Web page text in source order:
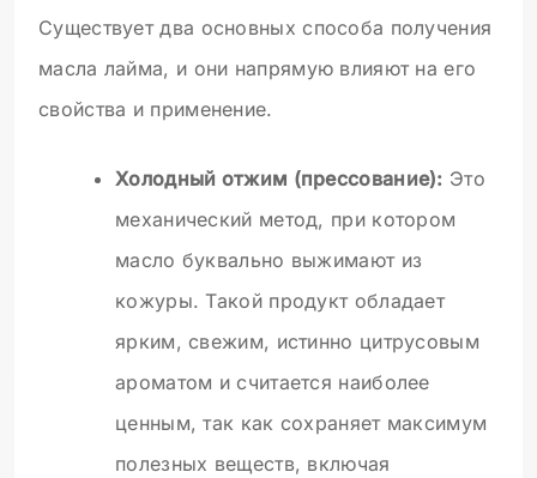
Существует два основных способа получения
масла лайма, и они напрямую влияют на его
свойства и применение.
Холодный отжим (прессование): Это
механический метод, при котором
масло буквально выжимают из
кожуры. Такой продукт обладает
ярким, свежим, истинно цитрусовым
ароматом и считается наиболее
ценным, так как сохраняет максимум
полезных веществ, включая